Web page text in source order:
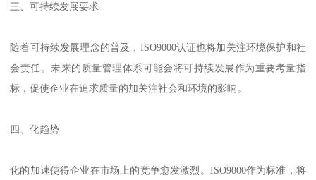
三、可持续发展要求
随着可持续发展理念的普及，ISO9000认证也将加关注环境保护和社
会责任。未来的质量管理体系可能会将可持续发展作为重要考量指
标，促使企业在追求质量的加关注社会和环境的影响。
四、化趋势
化的加速使得企业在市场上的竞争愈发激烈。ISO9000作为标准，将